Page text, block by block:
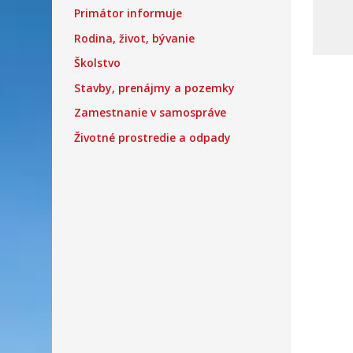
Primátor informuje
Rodina, život, bývanie
Školstvo
Stavby, prenájmy a pozemky
Zamestnanie v samospráve
Životné prostredie a odpady